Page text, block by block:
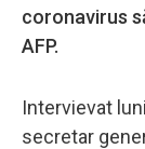
coronavirus
AFP.
Intervievat
secretar